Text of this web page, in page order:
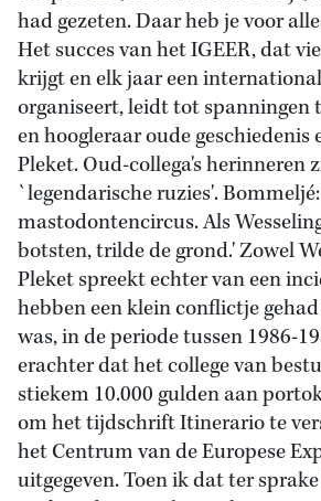
had gezeten. Daar heb je voor
Het succes van het IGEER, dat
krijgt en elk jaar een
organiseert, leidt tot spanningen
en hoogleraar oude geschiedenis
Pleket. Oud-collega's herinneren
`legendarische ruzies'.
mastodontencircus. Als
botsten, trilde de grond.' Zowel
Pleket spreekt echter van een
hebben een klein conflictje
was, in de periode tussen 1986-
erachter dat het college van
stiekem 10.000 gulden aan
om het tijdschrift Itinerario te
het Centrum van de Europese
uitgegeven. Toen ik dat ter